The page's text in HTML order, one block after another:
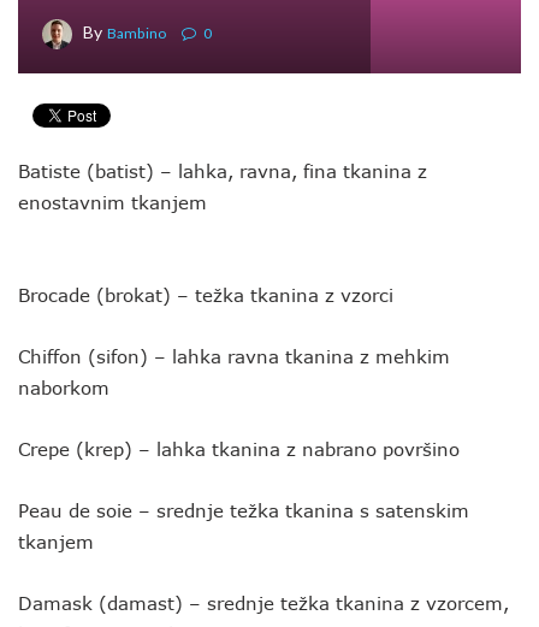
By Bambino 0
Batiste (batist) – lahka, ravna, fina tkanina z
enostavnim tkanjem
Brocade (brokat) – težka tkanina z vzorci
Chiffon (sifon) – lahka ravna tkanina z mehkim
naborkom
Crepe (krep) – lahka tkanina z nabrano površino
Peau de soie – srednje težka tkanina s satenskim
tkanjem
Damask (damast) – srednje težka tkanina z vzorcem,